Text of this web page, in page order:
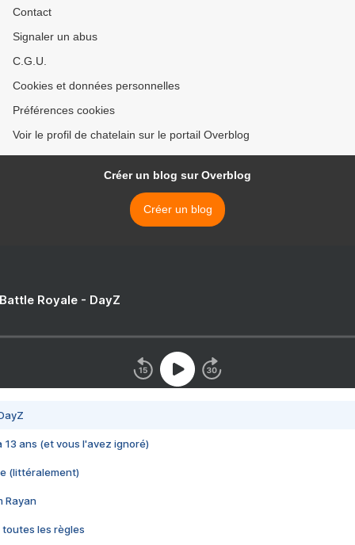
Contact
Signaler un abus
C.G.U.
Cookies et données personnelles
Préférences cookies
Voir le profil de chatelain sur le portail Overblog
Créer un blog sur Overblog
Créer un blog
Royale - DayZ
13 ans (et vous l'avez ignoré)
(littéralement)
Rayan
toutes les règles